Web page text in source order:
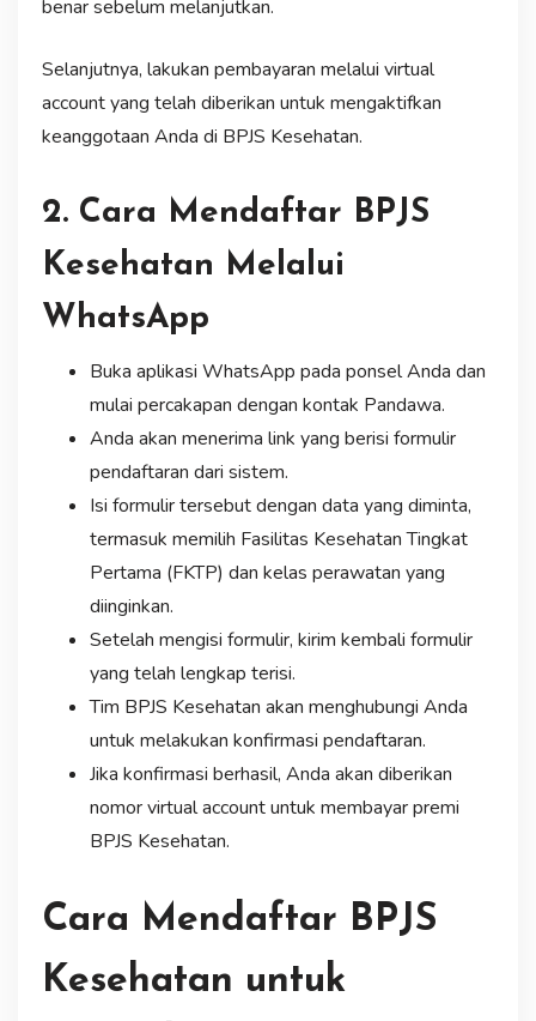
benar sebelum melanjutkan.
Selanjutnya, lakukan pembayaran melalui virtual
account yang telah diberikan untuk mengaktifkan
keanggotaan Anda di BPJS Kesehatan.
2. Cara Mendaftar BPJS
Kesehatan Melalui
WhatsApp
Buka aplikasi WhatsApp pada ponsel Anda dan
mulai percakapan dengan kontak Pandawa.
Anda akan menerima link yang berisi formulir
pendaftaran dari sistem.
Isi formulir tersebut dengan data yang diminta,
termasuk memilih Fasilitas Kesehatan Tingkat
Pertama (FKTP) dan kelas perawatan yang
diinginkan.
Setelah mengisi formulir, kirim kembali formulir
yang telah lengkap terisi.
Tim BPJS Kesehatan akan menghubungi Anda
untuk melakukan konfirmasi pendaftaran.
Jika konfirmasi berhasil, Anda akan diberikan
nomor virtual account untuk membayar premi
BPJS Kesehatan.
Cara Mendaftar BPJS
Kesehatan untuk